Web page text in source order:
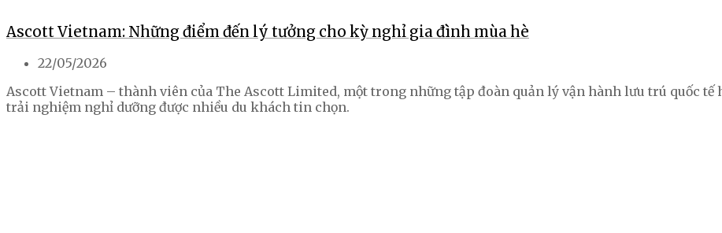
Ascott Vietnam: Những điểm đến lý tưởng cho kỳ nghỉ gia đình mùa hè
22/05/2026
Ascott Vietnam – thành viên của The Ascott Limited, một trong những tập đoàn quản lý vận hành lưu trú quốc tế
trải nghiệm nghỉ dưỡng được nhiều du khách tin chọn.